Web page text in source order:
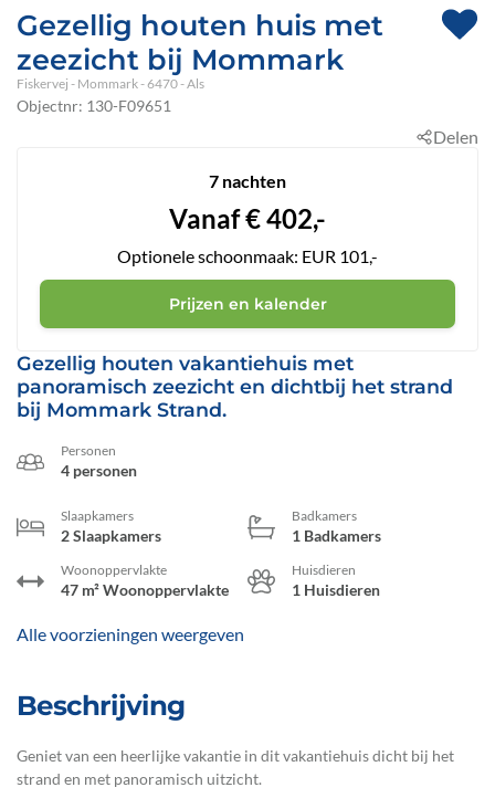
Gezellig houten huis met
zeezicht bij Mommark
Fiskervej - Mommark - 6470 - Als
Objectnr: 130-F09651
Gezellig houten vakantiehuis met
panoramisch zeezicht en dichtbij het strand
bij Mommark Strand.
Personen
4 personen
Slaapkamers
2 Slaapkamers
Badkamers
1 Badkamers
Woonoppervlakte
47 m² Woonoppervlakte
Huisdieren
1 Huisdieren
Alle voorzieningen weergeven
Beschrijving
Geniet van een heerlijke vakantie in dit vakantiehuis dicht bij het
strand en met panoramisch uitzicht.
Delen
7 nachten
Vanaf€402,-
Optionele schoonmaak: EUR 101,-
Prijzen en kalender